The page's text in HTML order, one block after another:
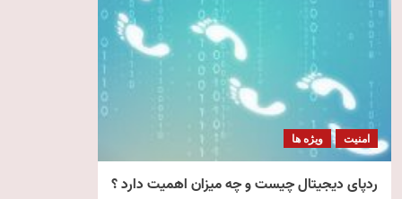
امنیت ویژه ها
ردپای دیجیتال چیست و چه میزان اهمیت دارد ؟